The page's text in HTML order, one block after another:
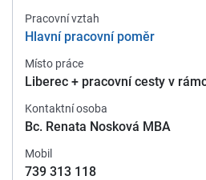
Pracovní vztah
Hlavní pracovní poměr
Místo práce
Liberec + pracovní cesty v
Kontaktní osoba
Bc. Renata Nosková MBA
Mobil
739 313 118